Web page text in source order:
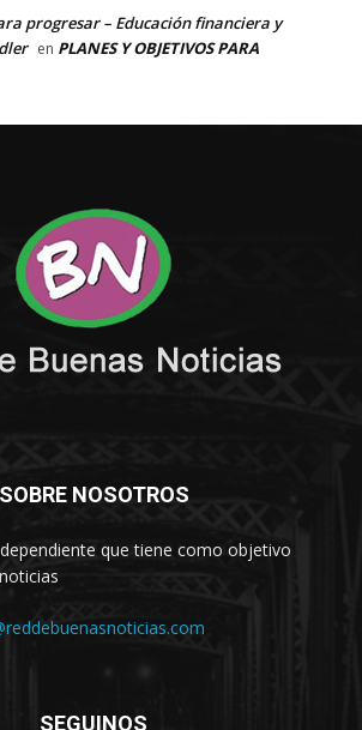
SOBRE NOSOTROS
que tiene como objetivo
SEGUINOS